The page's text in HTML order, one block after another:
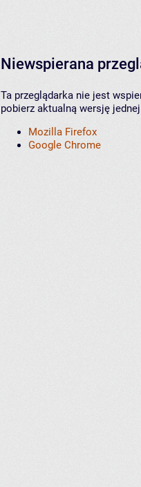
Niewspierana
Ta przeglądarka nie jest
pobierz aktualną wersję
Mozilla Firefox
Google Chrome